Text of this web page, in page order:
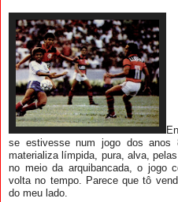
se estivesse num jogo dos anos
materializa límpida, pura, alva,
no meio da arquibancada, o jogo
volta no tempo. Parece que tô
do meu lado.